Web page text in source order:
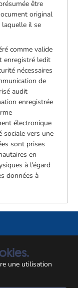
une utilisation
être
original
il se
comme valide
enregistré ledit
nécessaires
de
audit
enregistrée
électronique
vers une
sont prises
en
à l'égard
données à